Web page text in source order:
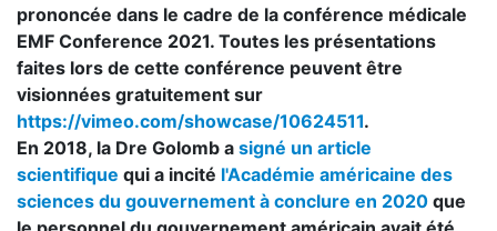
prononcée dans le cadre de la conférence médicale
EMF Conference 2021. Toutes les présentations
faites lors de cette conférence peuvent être
visionnées gratuitement sur
https://vimeo.com/showcase/10624511.
En 2018, la Dre Golomb a signé un article
scientifique qui a incité l'Académie américaine des
sciences du gouvernement à conclure en 2020 que